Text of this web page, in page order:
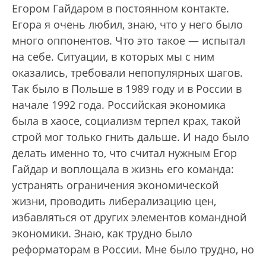
Егором Гайдаром в постоянном контакте.
Егора я очень любил, знаю, что у него было
много оппонентов. Что это такое — испытал
на себе. Ситуации, в которых мы с ним
оказались, требовали непопулярных шагов.
Так было в Польше в 1989 году и в России в
начале 1992 года. Российская экономика
была в хаосе, социализм терпел крах, такой
строй мог только гнить дальше. И надо было
делать именно то, что считал нужным Егор
Гайдар и воплощала в жизнь его команда:
устранять ограничения экономической
жизни, проводить либерализацию цен,
избавляться от других элементов командной
экономики. Знаю, как трудно было
реформаторам в России. Мне было трудно, но